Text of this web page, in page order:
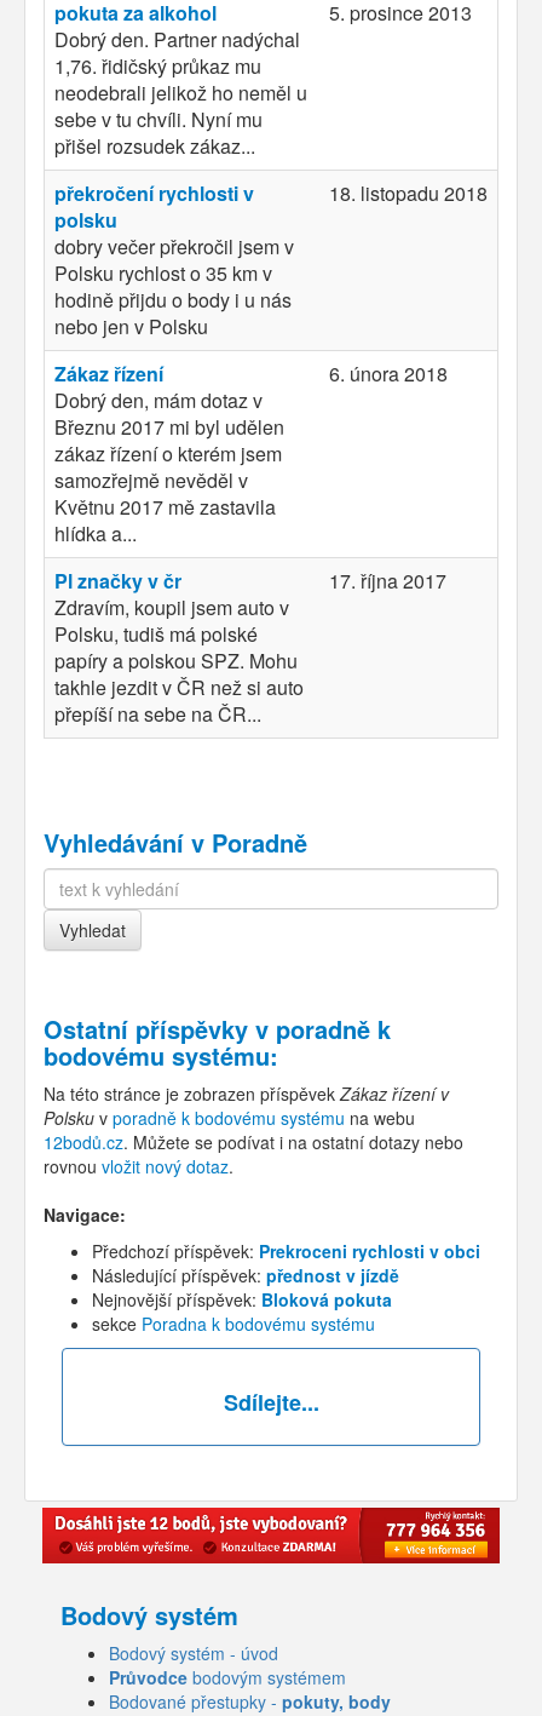
pokuta za alkohol
Dobrý den. Partner nadýchal
1,76. řidičský průkaz mu
neodebrali jelikož ho neměl u
sebe v tu chvíli. Nyní mu
přišel rozsudek zákaz...
5. prosince 2013
překročení rychlosti v
polsku
dobry večer překročil jsem v
Polsku rychlost o 35 km v
hodině přijdu o body i u nás
nebo jen v Polsku
18. listopadu 2018
Zákaz řízení
Dobrý den, mám dotaz v
Březnu 2017 mi byl udělen
zákaz řízení o kterém jsem
samozřejmě nevěděl v
Květnu 2017 mě zastavila
hlídka a...
6. února 2018
Pl značky v čr
Zdravím, koupil jsem auto v
Polsku, tudiš má polské
papíry a polskou SPZ. Mohu
takhle jezdit v ČR než si auto
přepíší na sebe na ČR...
17. října 2017
Vyhledávání v Poradně
Ostatní příspěvky v poradně k
bodovému systému:
Na této stránce je zobrazen příspěvek Zákaz řízení v
Polsku v poradně k bodovému systému na webu
12bodů.cz. Můžete se podívat i na ostatní dotazy nebo
rovnou vložit nový dotaz.
Navigace:
Předchozí příspěvek: Prekroceni rychlosti v obci
Následující příspěvek: přednost v jízdě
Nejnovější příspěvek: Bloková pokuta
sekce Poradna k bodovému systému
Sdílejte...
Bodový systém
Bodový systém - úvod
Průvodce bodovým systémem
Bodované přestupky - pokuty, body